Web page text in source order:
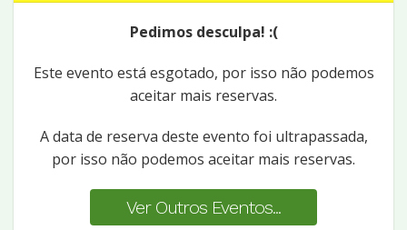
Pedimos desculpa! :(
Este evento está esgotado, por isso não podemos
aceitar mais reservas.
A data de reserva deste evento foi ultrapassada,
por isso não podemos aceitar mais reservas.
Ver Outros Eventos...